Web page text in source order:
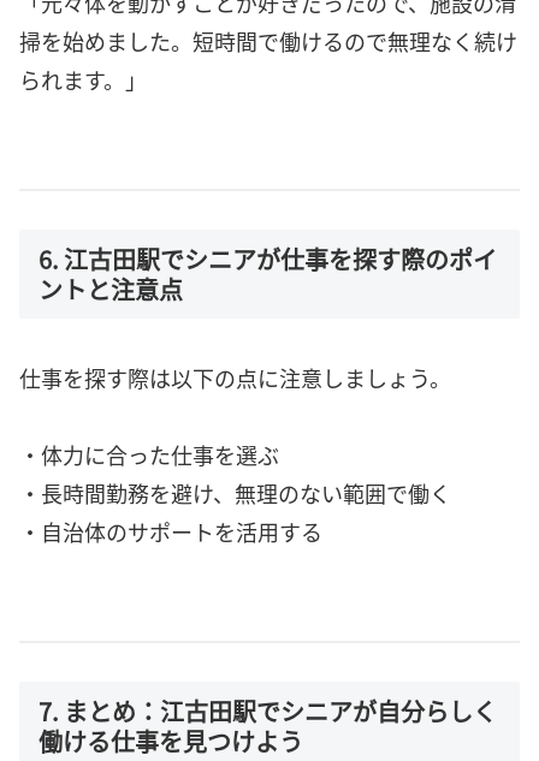
掃を始めました。短時間で働けるので無理なく続け
られます。」
6. 江古田駅でシニアが仕事を探す際のポイ
ントと注意点
仕事を探す際は以下の点に注意しましょう。
・体力に合った仕事を選ぶ
・長時間勤務を避け、無理のない範囲で働く
・自治体のサポートを活用する
7. まとめ：江古田駅でシニアが自分らしく
働ける仕事を見つけよう